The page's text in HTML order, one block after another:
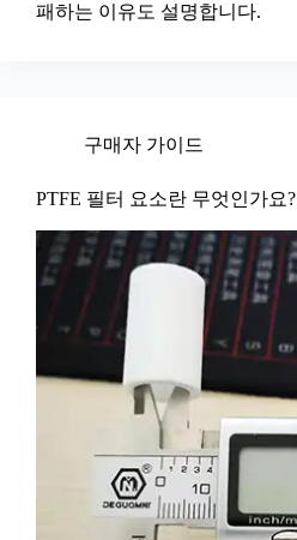
패하는 이유도 설명합니다.
구매자 가이드
PTFE 필터 요소란 무엇인가요?